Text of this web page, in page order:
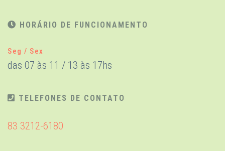
HORÁRIO DE FUNCIONAMENTO
Seg / Sex
das 07 às 11 / 13 às 17hs
TELEFONES DE CONTATO
83 3212-6180